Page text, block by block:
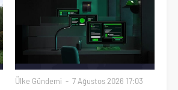
Ülke Gündemi 7 Ağustos 2026 17:03